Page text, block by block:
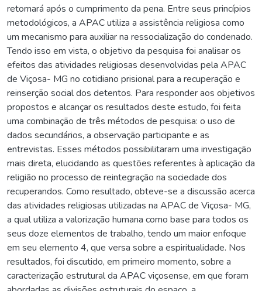
retornará após o cumprimento da pena. Entre seus princípios
metodológicos, a APAC utiliza a assistência religiosa como
um mecanismo para auxiliar na ressocialização do condenado.
Tendo isso em vista, o objetivo da pesquisa foi analisar os
efeitos das atividades religiosas desenvolvidas pela APAC
de Viçosa- MG no cotidiano prisional para a recuperação e
reinserção social dos detentos. Para responder aos objetivos
propostos e alcançar os resultados deste estudo, foi feita
uma combinação de três métodos de pesquisa: o uso de
dados secundários, a observação participante e as
entrevistas. Esses métodos possibilitaram uma investigação
mais direta, elucidando as questões referentes à aplicação da
religião no processo de reintegração na sociedade dos
recuperandos. Como resultado, obteve-se a discussão acerca
das atividades religiosas utilizadas na APAC de Viçosa- MG,
a qual utiliza a valorização humana como base para todos os
seus doze elementos de trabalho, tendo um maior enfoque
em seu elemento 4, que versa sobre a espiritualidade. Nos
resultados, foi discutido, em primeiro momento, sobre a
caracterização estrutural da APAC viçosense, em que foram